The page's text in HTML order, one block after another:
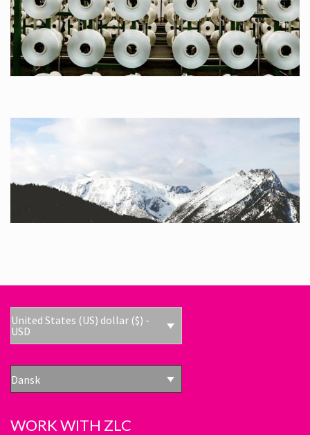
United States (US) dollar ($) -
USD
Dansk
WORK WITH ZLC